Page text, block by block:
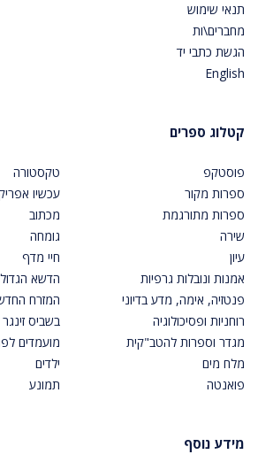
תנאי שימוש
מחברים\ות
הגשת כתבי יד
English
קטלוג ספרים
פוסטקפ
ספרות מקור
ספרות מתורגמת
שירה
עיון
אמנות ונובלות גרפיות
פנטזיה, אימה, מדע בדיוני
רוחניות ופסיכולוגיה
מגדר וספרות להטב"קית
מלח מים
פואנטה
טקסטורה
עכשיו
מכתוב
גומחה
חיי מדף
הדשא הגדול
המזרח
בשביס זינגר
מועמדים
ילדים
תמונע
מידע נוסף